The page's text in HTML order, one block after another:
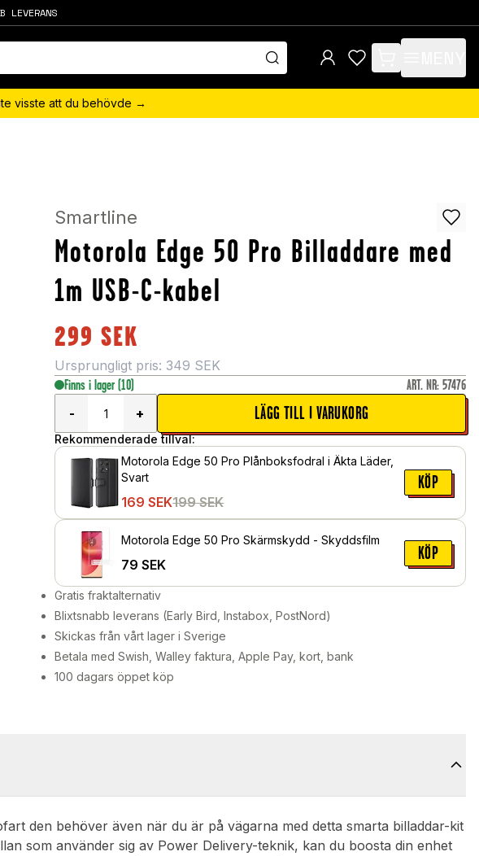
LEVERANS
items in cart, view
visste att du behövde →
Smartline
Motorola Edge 50 Pro Billaddare med
1m USB-C-kabel
299 SEK
Ursprungligt pris: 349 SEK
Finns i lager (10) ART. NR: 57476
-
+ LÄGG TILL I VARUKORG
Rekommenderade tillval:
Motorola Edge 50 Pro Plånboksfodral i Äkta Läder,
Svart
169 SEK199 SEK
KÖP
Motorola Edge 50 Pro Skärmskydd - Skyddsfilm
79 SEK
KÖP
Gratis fraktalternativ
Blixtsnabb leverans (Early Bird, Instabox, PostNord)
Skickas från vårt lager i Sverige
Betala med Swish, Walley faktura, Apple Pay, kort, bank
100 dagars öppet köp
den behöver även när du är på vägarna med detta smarta billaddar-kit
som använder sig av Power Delivery-teknik, kan du boosta din enhet